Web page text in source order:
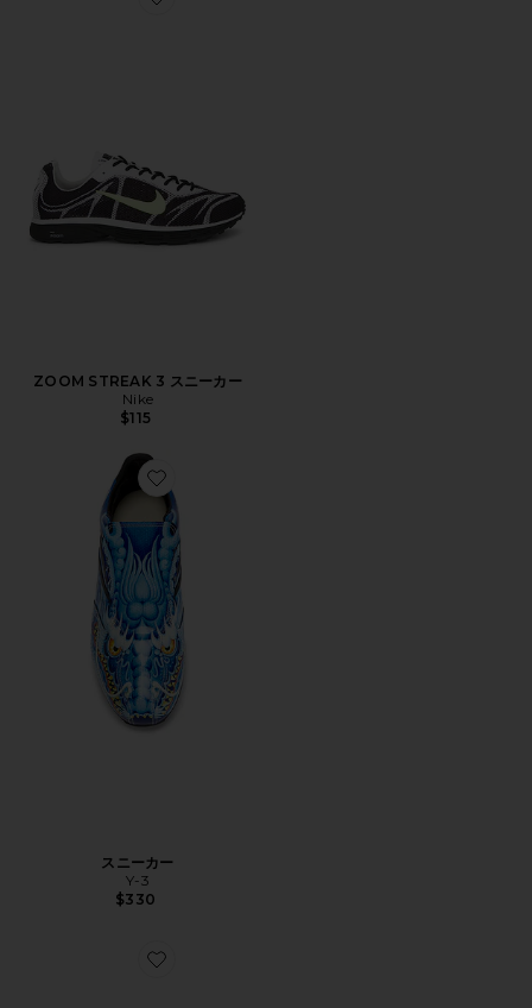
Favorite ZOOM STREAK 3 スニーカー
ZOOM STREAK 3 スニーカー
Nike
$115
Favorite スニーカー
スニーカー
Y-3
$330
Favorite WILLY CHAVARRIA スニーカー